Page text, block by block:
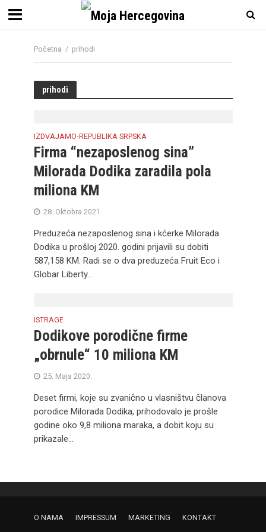
Početna / prihodi
prihodi
IZDVAJAMO•REPUBLIKA SRPSKA
Firma “nezaposlenog sina”
Milorada Dodika zaradila pola
miliona KM
28. Oktobra 2021.
Preduzeća nezaposlenog sina i kćerke Milorada
Dodika u prošloj 2020. godini prijavili su dobiti
587,158 KM. Radi se o dva preduzeća Fruit Eco i
Globar Liberty...
ISTRAGE
Dodikove porodične firme
„obrnule“ 10 miliona KM
25. Maja 2020.
Deset firmi, koje su zvanično u vlasništvu članova
porodice Milorada Dodika, prihodovalo je prošle
godine oko 9,8 miliona maraka, a dobit koju su
prikazale...
O NAMA IMPRESSUM MARKETING KONTAKT